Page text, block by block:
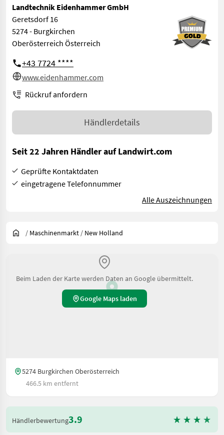
Landtechnik Eidenhammer GmbH
Geretsdorf 16
5274 - Burgkirchen
Oberösterreich Österreich
+43 7724 ****
www.eidenhammer.com
Rückruf anfordern
Händlerdetails
Seit 22 Jahren Händler auf Landwirt.com
Geprüfte Kontaktdaten
eingetragene Telefonnummer
Alle Auszeichnungen
/ Maschinenmarkt / New Holland
Beim Laden der Karte werden Daten an Google übermittelt.
Google Maps laden
5274 Burgkirchen Oberösterreich
466.5 km entfernt
Händlerbewertung3.9